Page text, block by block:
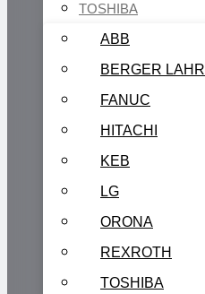
TOSHIBA
ABB
BERGER LAHR
FANUC
HITACHI
KEB
LG
ORONA
REXROTH
TOSHIBA